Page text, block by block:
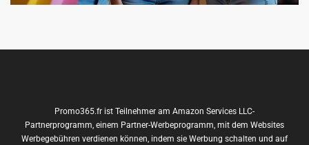
Promo365.fr ist Teilnehmer am Amazon Services LLC-
Partnerprogramm, einem Partner-Werbeprogramm, mit dem Websites
Werbegebühren verdienen können, indem sie Werbung schalten und auf